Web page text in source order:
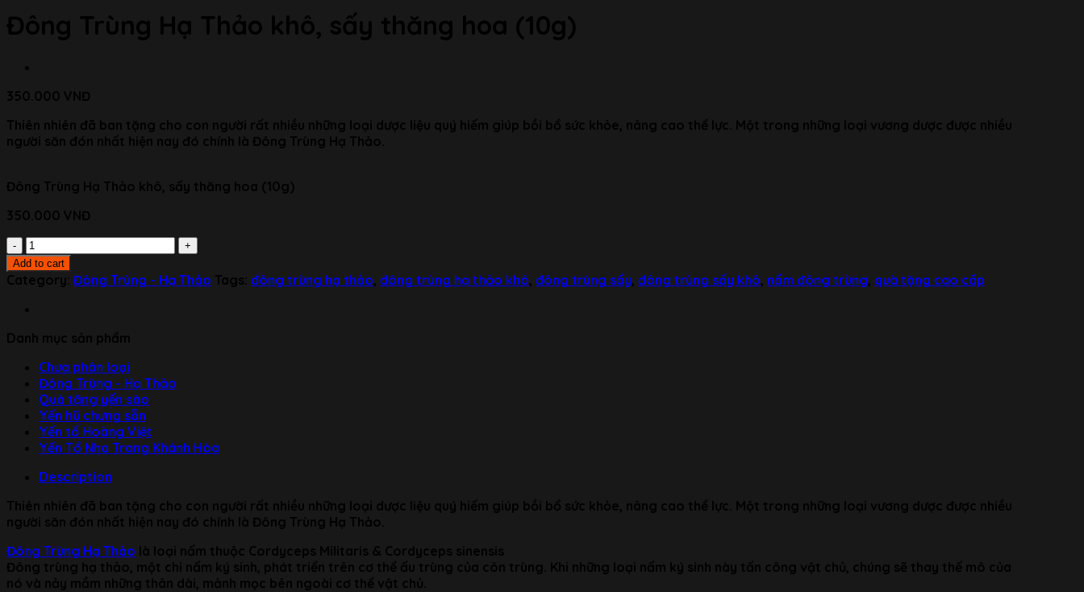
Đông Trùng Hạ Thảo khô, sấy thăng hoa (10g)
350.000 VNĐ
Thiên nhiên đã ban tặng cho con người rất nhiều những loại dược liệu quý hiếm giúp bồi bổ sức khỏe, nâng cao thể lực. Một trong những loại vương dược được nhiều
người săn đón nhất hiện nay đó chính là Đông Trùng Hạ Thảo.
Đông Trùng Hạ Thảo khô, sấy thăng hoa (10g)
350.000 VNĐ
Đông
Trùng
Hạ
Thảo
khô,
thăng
(10g)
quantity
Add to cart
Category: Đông Trùng - Hạ Thảo Tags: đông trùng hạ thảo đông trùng hạ thảo khô đông trùng sấy đông trùng sấy khô nấm đông trùng quà tặng cao cấp
Danh mục sản phẩm
Chưa phân loại
Đông Trùng - Hạ Thảo
Quà tặng yến sào
Yến hũ chưng sẵn
Yến tổ Hoàng Việt
Yến Tổ Nha Trang Khánh Hòa
Description
Thiên nhiên đã ban tặng cho con người rất nhiều những loại dược liệu quý hiếm giúp bồi bổ sức khỏe, nâng cao thể lực. Một trong những loại vương dược được nhiều
người săn đón nhất hiện nay đó chính là Đông Trùng Hạ Thảo.
Đông Trùng Hạ Thảo là loại nấm thuộc Cordyceps Militaris & Cordyceps sinensis
Đông trùng hạ thảo, một chi nấm ký sinh, phát triển trên cơ thể ấu trùng của côn trùng. Khi những loại nấm ký sinh này tấn công vật chủ, chúng sẽ thay thế mô của
nó và nảy mầm những thân dài, mảnh mọc bên ngoài cơ thể vật chủ.